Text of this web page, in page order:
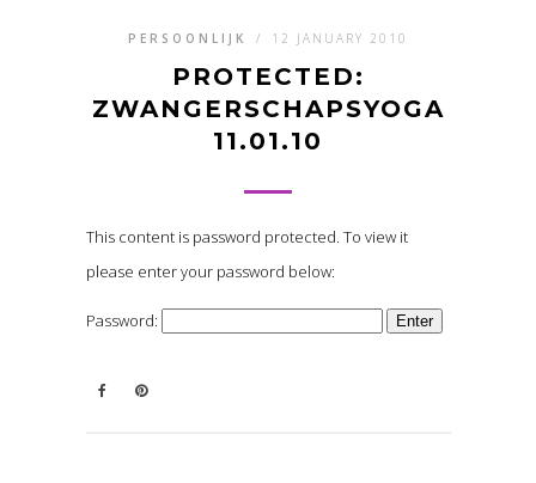
PERSOONLIJK / 12 JANUARY 2010
PROTECTED:
ZWANGERSCHAPSYOGA
11.01.10
This content is password protected. To view it
please enter your password below:
Password: